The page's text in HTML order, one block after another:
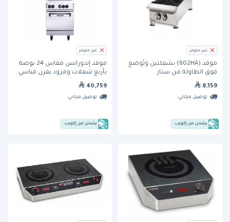
غير متوفر
موقد (802HA) بشعلتين ويُوضع
فوق الطاولة من ستار
8,159
توصيل مجاني
يشحن من إكويب
غير متوفر
موقد إندورانس مقاس 24 بوصة
بأربع شعلات ومزود بفرن قياسي
40,759
توصيل مجاني
يشحن من إكويب